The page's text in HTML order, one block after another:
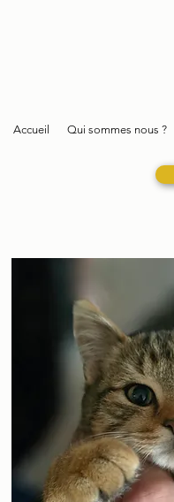
Accueil Qui sommes nous ?